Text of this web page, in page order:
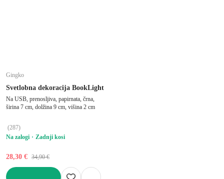
Gingko
Svetlobna dekoracija BookLight
Na USB, prenosljiva, papirnata, črna,
širina 7 cm, dolžina 9 cm, višina 2 cm
(287)
Na zalogi
Zadnji kosi
28,30 € 34,90 €